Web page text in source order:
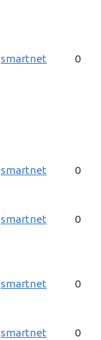
smartnet 0
smartnet 0
smartnet 0
smartnet 0
smartnet 0